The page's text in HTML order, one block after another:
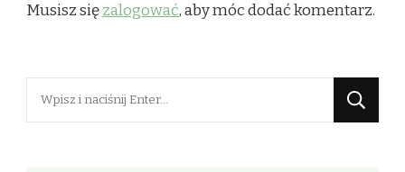
Musisz sięzalogować, aby móc dodać komentarz.
Szukasz